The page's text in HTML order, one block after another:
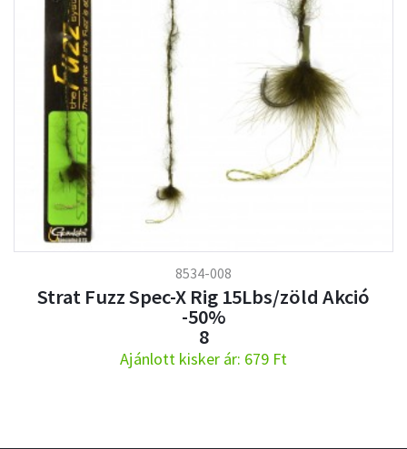
8534-008
Strat Fuzz Spec-X Rig 15Lbs/zöld Akció
-50%
8
Ajánlott kisker ár: 679 Ft